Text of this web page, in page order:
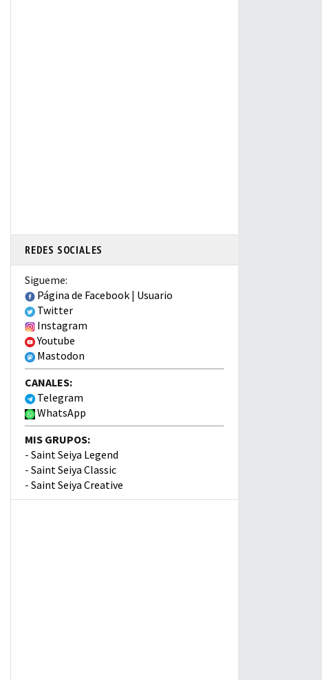
REDES SOCIALES
Sigueme:
Página de Facebook | Usuario
Twitter
Instagram
Youtube
Mastodon
CANALES:
Telegram
WhatsApp
MIS GRUPOS:
- Saint Seiya Legend
- Saint Seiya Classic
- Saint Seiya Creative